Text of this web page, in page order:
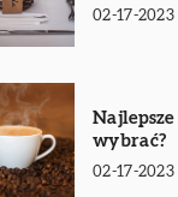
02-17-2023
wybrać?
02-17-2023